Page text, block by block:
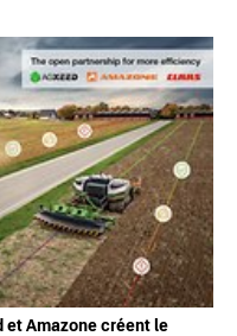
et Amazone créent le